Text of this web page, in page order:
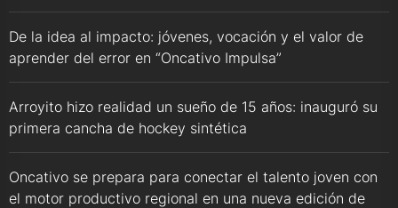
De la idea al impacto: jóvenes, vocación y el valor de
aprender del error en “Oncativo Impulsa”
Arroyito hizo realidad un sueño de 15 años: inauguró su
primera cancha de hockey sintética
Oncativo se prepara para conectar el talento joven con
el motor productivo regional en una nueva edición de